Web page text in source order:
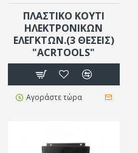
ΠΛΑΣΤΙΚΟ ΚΟΥΤΙ
ΗΛΕΚΤΡΟΝΙΚΩΝ
ΕΛΕΓΚΤΩΝ.(3 ΘΕΣΕΙΣ)
"ACRTOOLS"
Αγοράστε τώρα